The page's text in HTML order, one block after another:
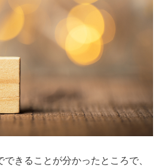
きることが分かったところで、